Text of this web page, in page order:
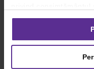
consimțământul
setările dvs. de cookie-
privind utilizarea